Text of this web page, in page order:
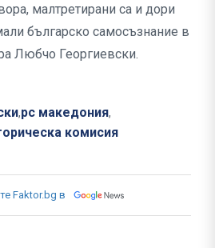
малтретирани са и дори
българско самосъзнание в
Любчо Георгиевски.
,рс македония,
комисия
Faktor.bg в